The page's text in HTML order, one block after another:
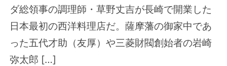
ダ総領事の調理師・草野丈吉が長崎で開業した
日本最初の西洋料理店だ。薩摩藩の御家中であ
った五代才助（友厚）や三菱財閥創始者の岩崎
弥太郎 […]